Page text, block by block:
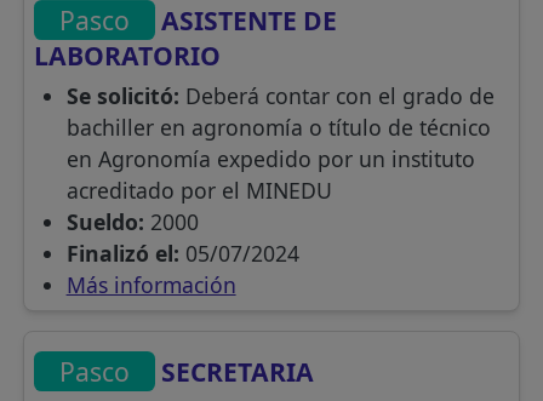
Pasco
ASISTENTE DE
LABORATORIO
Se solicitó: Deberá contar con el grado de
bachiller en agronomía o título de técnico
en Agronomía expedido por un instituto
acreditado por el MINEDU
Sueldo: 2000
Finalizó el: 05/07/2024
Más información
Pasco SECRETARIA